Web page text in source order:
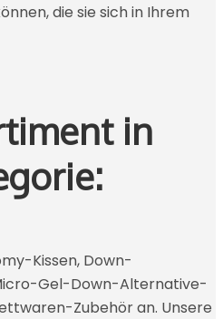
die sie sich in Ihrem
in
Kissen, Down-
Gel-Down-Alternative-
Zubehör an. Unsere